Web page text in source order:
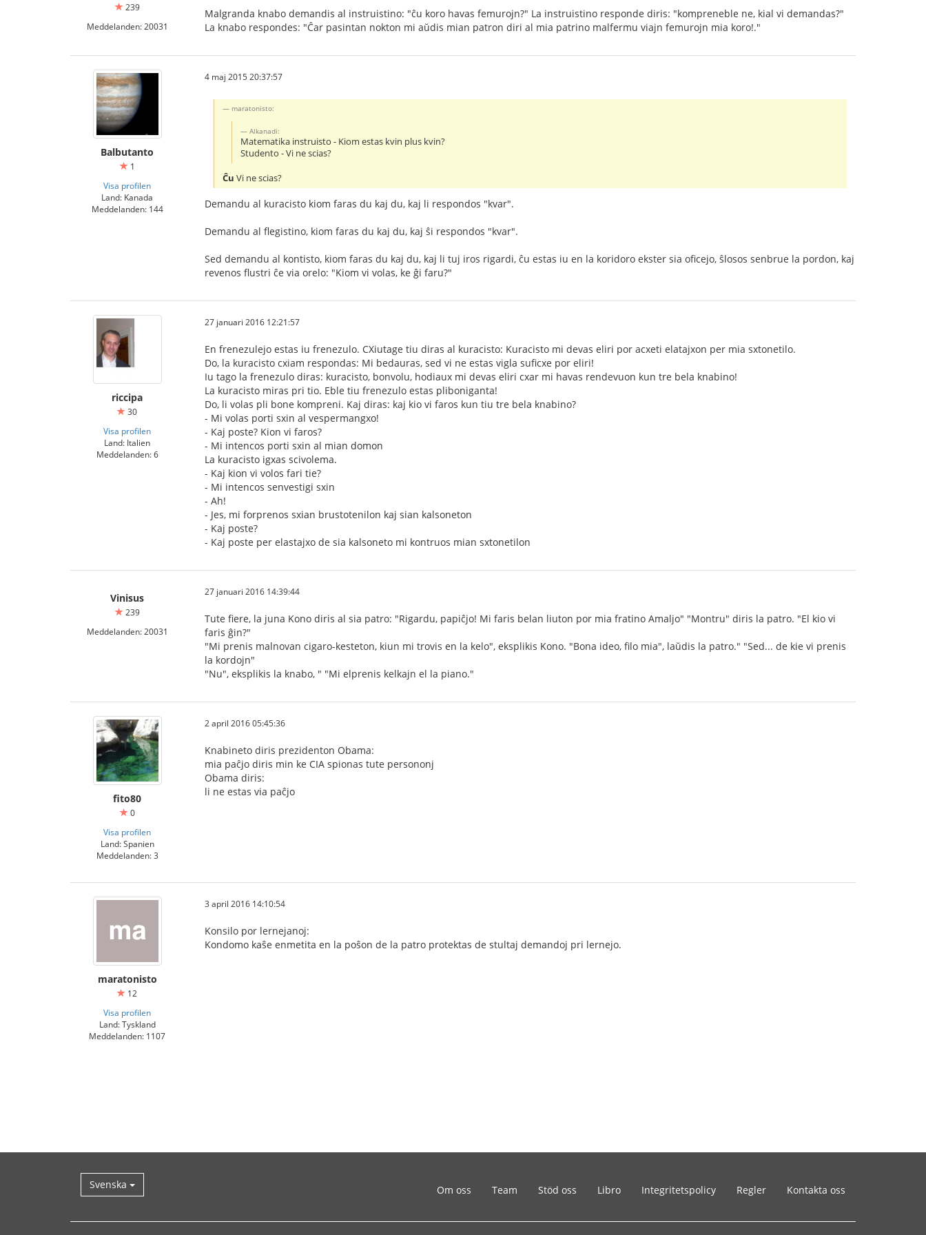
239
Meddelanden: 20031
Malgranda knabo demandis al instruistino: "ĉu koro havas femurojn?" La instruistino responde diris: "kompreneble ne, kial vi demandas?"
La knabo respondes: "Ĉar pasintan nokton mi aŭdis mian patron diri al mia patrino malfermu viajn femurojn mia koro!."
Balbutanto
1
Visa profilen
Land: Kanada
Meddelanden: 144
4 maj 2015 20:37:57
maratonisto:
Alkanadi:
Matematika instruisto - Kiom estas kvin plus kvin?
Studento - Vi ne scias?
Ĉu Vi ne scias?
Demandu al kuracisto kiom faras du kaj du, kaj li respondos "kvar".
Demandu al flegistino, kiom faras du kaj du, kaj ŝi respondos "kvar".
Sed demandu al kontisto, kiom faras du kaj du, kaj li tuj iros rigardi, ĉu estas iu en la koridoro ekster sia oficejo, ŝlosos senbrue la pordon, kaj
revenos flustri ĉe via orelo: "Kiom vi volas, ke ĝi faru?"
riccipa
30
Visa profilen
Land: Italien
Meddelanden: 6
27 januari 2016 12:21:57
En frenezulejo estas iu frenezulo. CXiutage tiu diras al kuracisto: Kuracisto mi devas eliri por acxeti elatajxon per mia sxtonetilo.
Do, la kuracisto cxiam respondas: Mi bedauras, sed vi ne estas vigla suficxe por eliri!
Iu tago la frenezulo diras: kuracisto, bonvolu, hodiaux mi devas eliri cxar mi havas rendevuon kun tre bela knabino!
La kuracisto miras pri tio. Eble tiu frenezulo estas pliboniganta!
Do, li volas pli bone kompreni. Kaj diras: kaj kio vi faros kun tiu tre bela knabino?
- Mi volas porti sxin al vespermangxo!
- Kaj poste? Kion vi faros?
- Mi intencos porti sxin al mian domon
La kuracisto igxas scivolema.
- Kaj kion vi volos fari tie?
- Mi intencos senvestigi sxin
- Ah!
- Jes, mi forprenos sxian brustotenilon kaj sian kalsoneton
- Kaj poste?
- Kaj poste per elastajxo de sia kalsoneto mi kontruos mian sxtonetilon
Vinisus
239
Meddelanden: 20031
27 januari 2016 14:39:44
Tute fiere, la juna Kono diris al sia patro: "Rigardu, papiĉjo! Mi faris belan liuton por mia fratino Amaljo" "Montru" diris la patro. "El kio vi
faris ĝin?"
"Mi prenis malnovan cigaro-kesteton, kiun mi trovis en la kelo", eksplikis Kono. "Bona ideo, filo mia", laŭdis la patro." "Sed... de kie vi prenis
la kordojn"
"Nu", eksplikis la knabo, " "Mi elprenis kelkajn el la piano."
fito80
0
Visa profilen
Land: Spanien
Meddelanden: 3
2 april 2016 05:45:36
Knabineto diris prezidenton Obama:
mia paĉjo diris min ke CIA spionas tute persononj
Obama diris:
li ne estas via paĉjo
maratonisto
12
Visa profilen
Land: Tyskland
Meddelanden: 1107
3 april 2016 14:10:54
Konsilo por lernejanoj:
Kondomo kaŝe enmetita en la poŝon de la patro protektas de stultaj demandoj pri lernejo.
Svenska Om oss Team Stöd oss Libro Integritetspolicy Regler Kontakta oss